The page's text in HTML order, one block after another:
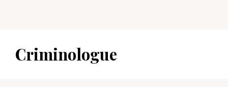
Criminologue